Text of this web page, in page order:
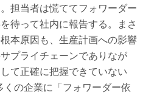
担当者は慌ててフォワーダー
待って社内に報告する。まさ
本原因も、生産計画への影響
プライチェーンでありなが
て正確に把握できていない
の企業に「フォワーダー依